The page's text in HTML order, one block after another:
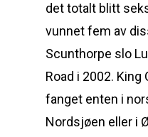
det totalt blitt
vunnet fem av
Scunthorpe slo
Road i 2002. King
fanget enten i
Nordsjøen eller i